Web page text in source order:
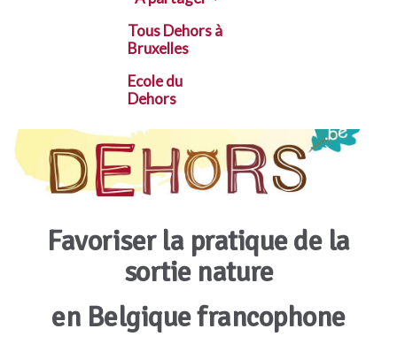
Tous Dehors à
Bruxelles
Ecole du
Dehors
Favoriser la pratique de la
sortie nature
en Belgique francophone